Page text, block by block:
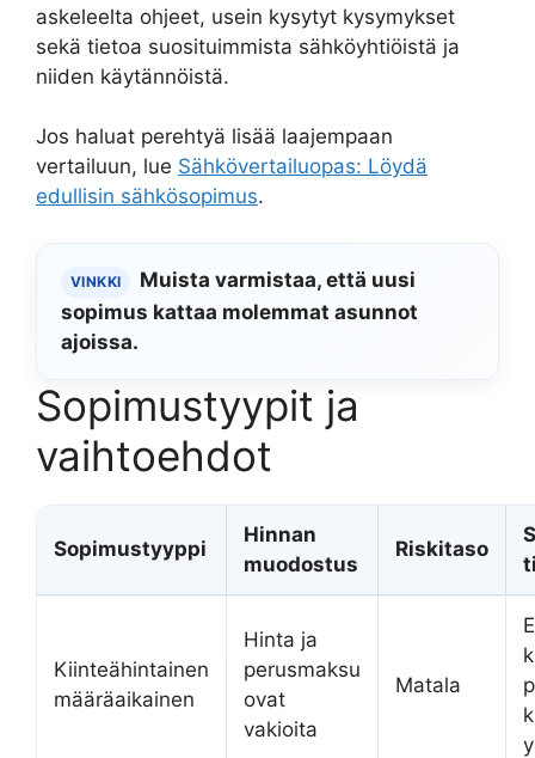
askeleelta ohjeet, usein kysytyt kysymykset
sekä tietoa suosituimmista sähköyhtiöistä ja
niiden käytännöistä.
Jos haluat perehtyä lisää laajempaan
vertailuun, lue Sähkövertailuopas: Löydä
edullisin sähkösopimus.
VINKKI
Muista varmistaa, että uusi
sopimus kattaa molemmat asunnot
ajoissa.
Sopimustyypit ja
vaihtoehdot
Sopimustyyppi
Hinnan
muodostus
Riskitaso
Kiinteähintainen
määräaikainen
Hinta ja
perusmaksu
ovat
vakioita
Matala